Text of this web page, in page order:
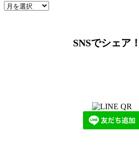
ア
SNSでシェア！